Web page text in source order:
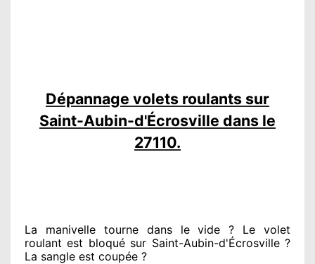
Dépannage volets roulants sur
Saint-Aubin-d'Écrosville dans le
27110.
La manivelle tourne dans le vide ? Le volet
roulant est bloquésur Saint-Aubin-d'Écrosville ?
La sangle est coupée ?